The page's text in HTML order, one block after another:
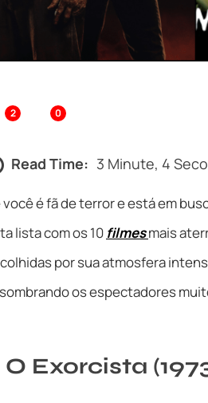
2 0
Read Time: 3 Minute, 4
você é fã de terror e está em
lista com os 10 filmesmais
por sua atmosfera
os espectadores
O Exorcista